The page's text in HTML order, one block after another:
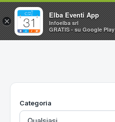
Home
Utilità
Categoria
×
Elba Eventi App
Infoelba srl
GRATIS - su Google Play